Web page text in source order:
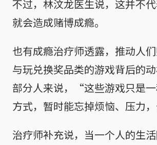
不过，林汶龙医生说，这并不
就会造成赌博成瘾。
也有成瘾治疗师透露，推动人们
与玩兑换奖品类的游戏背后的
部分人来说，“这些游戏只是
方式，暂时能忘掉烦恼、压力
治疗师补充说，当一个人的生